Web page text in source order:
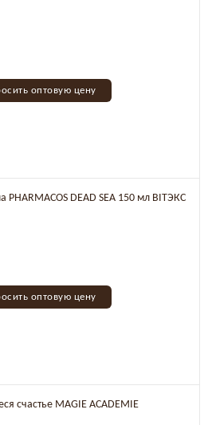
оптовую цену
PHARMACOS DEAD SEA 150 мл BITЭКС
оптовую цену
счастье MAGIE ACADEMIE